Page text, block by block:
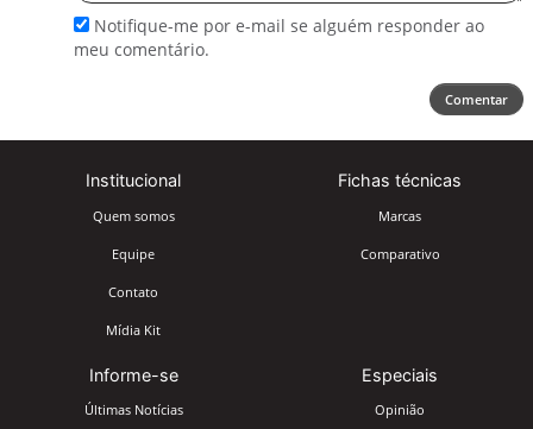
Notifique-me por e-mail se alguém responder ao
meu comentário.
Comentar
Institucional
Quem somos
Equipe
Contato
Mídia Kit
Fichas técnicas
Marcas
Comparativo
Informe-se
Últimas Notícias
Especiais
Opinião